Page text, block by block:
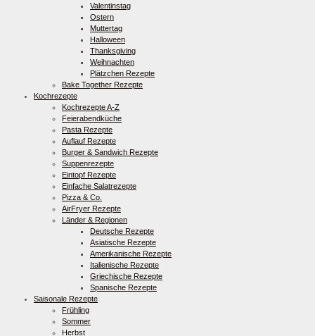
Valentinstag
Ostern
Muttertag
Halloween
Thanksgiving
Weihnachten
Plätzchen Rezepte
Bake Together Rezepte
Kochrezepte
Kochrezepte A-Z
Feierabendküche
Pasta Rezepte
Auflauf Rezepte
Burger & Sandwich Rezepte
Suppenrezepte
Eintopf Rezepte
Einfache Salatrezepte
Pizza & Co.
AirFryer Rezepte
Länder & Regionen
Deutsche Rezepte
Asiatische Rezepte
Amerikanische Rezepte
Italienische Rezepte
Griechische Rezepte
Spanische Rezepte
Saisonale Rezepte
Frühling
Sommer
Herbst